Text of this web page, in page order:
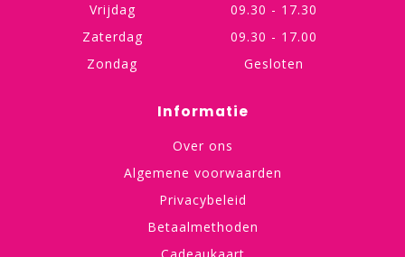
Vrijdag
09.30 - 17.30
Zaterdag
09.30 - 17.00
Zondag
Gesloten
Informatie
Over ons
Algemene voorwaarden
Privacybeleid
Betaalmethoden